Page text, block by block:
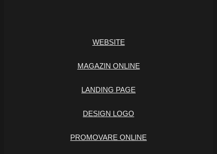
WEBSITE
MAGAZIN ONLINE
LANDING PAGE
DESIGN LOGO
PROMOVARE ONLINE